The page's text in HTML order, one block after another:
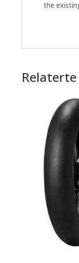
the